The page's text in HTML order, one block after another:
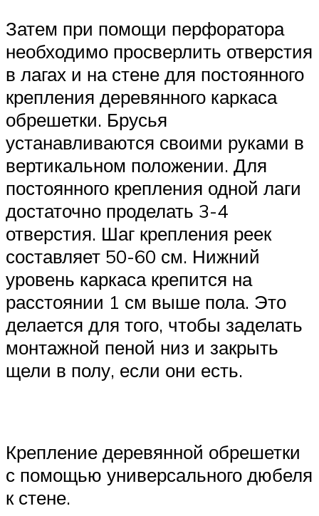
Затем при помощи перфоратора
необходимо просверлить отверстия
в лагах и на стене для постоянного
крепления деревянного каркаса
обрешетки. Брусья
устанавливаются своими руками в
вертикальном положении. Для
постоянного крепления одной лаги
достаточно проделать 3-4
отверстия. Шаг крепления реек
составляет 50-60 см. Нижний
уровень каркаса крепится на
расстоянии 1 см выше пола. Это
делается для того, чтобы заделать
монтажной пеной низ и закрыть
щели в полу, если они есть.
Крепление деревянной обрешетки
с помощью универсального дюбеля
к стене.